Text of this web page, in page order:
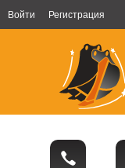
Войти Регистрация